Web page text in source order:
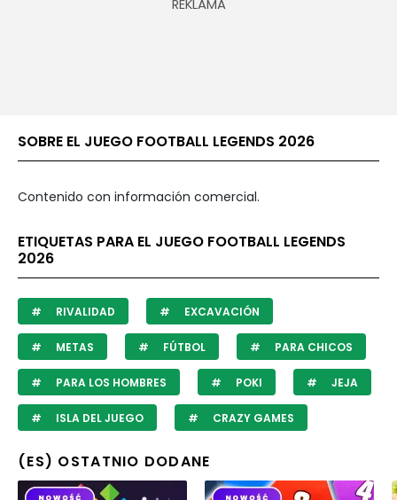
SOBRE EL JUEGO FOOTBALL LEGENDS 2026
Contenido con información comercial.
ETIQUETAS PARA EL JUEGO FOOTBALL LEGENDS
2026
RIVALIDAD EXCAVACIÓN
METAS FÚTBOL PARA CHICOS
PARA LOS HOMBRES POKI JEJA
ISLA DEL JUEGO CRAZY GAMES
(ES) OSTATNIO DODANE